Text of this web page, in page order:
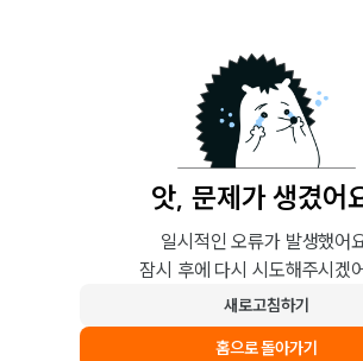
앗, 문제가 생겼어
일시적인 오류가 발생했어
잠시 후에 다시 시도해주시겠
새로고침하기
홈으로 돌아가기